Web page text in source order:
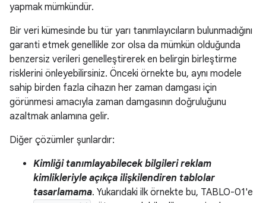
yapmak mümkündür.
Bir veri kümesinde bu tür yarı tanımlayıcıların bulunmadığını
garanti etmek genellikle zor olsa da mümkün olduğunda
benzersiz verileri genelleştirerek en belirgin birleştirme
risklerini önleyebilirsiniz. Önceki örnekte bu, aynı modele
sahip birden fazla cihazın her zaman damgası için
görünmesi amacıyla zaman damgasının doğruluğunu
azaltmak anlamına gelir.
Diğer çözümler şunlardır:
Kimliği tanımlayabilecek bilgileri reklam
kimlikleriyle açıkça ilişkilendiren tablolar
tasarlamama. Yukarıdaki ilk örnekte bu, TABLO-01'e